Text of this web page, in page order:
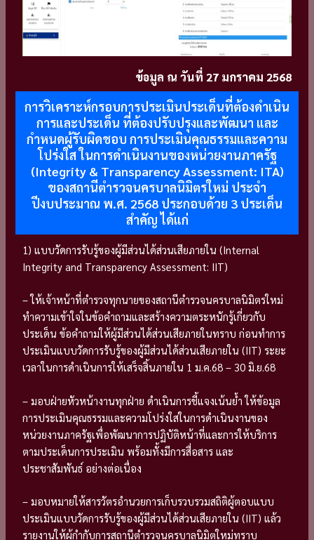
ข้อมูล ณ วันที่ 27 มกราคม 2568
การวิเคราะห์กรอบการประเมินประเด็นที่ต้องดำเนิน
การและประเด็น ที่ต้องปรับปรุงและพัฒนา และ
กำหนดผู้รับผิดชอบ การประเมินคุณธรรมและความ
โปร่งใส ในการดำเนินงานของหน่วยงานภาครัฐ
(Integrity & Transparency Assessment: ITA)
ของสถานีตำรวจนครบาลนิมิตรใหม่ ประจำ
ปีงบประมาณ พ.ศ. 2568 ประกอบด้วย 3 ประเด็น
สำคัญ ได้แก่
1) แบบวัดการรับรู้ของผู้มีส่วนได้ส่วนเสียภายใน (Internal
Integrity and Transparency Assessment: IIT)
– ให้เจ้าหน้าที่ตำรวจทุกนายของสถานีตำรวจนครบาลนิมิตรใหม่
ทำความเข้าใจในข้อคำถามและสร้างความตระหนักรู้เกี่ยวกับ
ประเด็น ข้อคำถามให้ผู้มีส่วนได้ส่วนเสียภายในทราบ ก่อนทำการ
ประเมินแบบวัดการรับรู้ของผู้มีส่วนได้ส่วนเสียภายใน (IIT) ระยะ
เวลาในการดำเนินการให้เสร็จสิ้นภายใน 1 ม.ค.68 – 30 มิ.ย.68
– มอบฝ่ายหัวหน้างานทุกฝ่าย ดำเนินการชี้แจงเน้นย้ำ ให้ข้อมูล
การประเมินคุณธรรมและความโปร่งใสในการดำเนินงานของ
หน่วยงานภาครัฐเพื่อพัฒนาการปฏิบัติหน้าที่และการให้บริการ
ตามประเด็นการประเมิน พร้อมทั้งมีการสื่อสาร และ
ประชาสัมพันธ์ อย่างต่อเนื่อง
– มอบหมายให้สารวัตรอำนวยการเก็บรวบรวมสถิติผู้ตอบแบบ
ประเมินแบบวัดการรับรู้ของผู้มีส่วนได้ส่วนเสียภายใน (IIT) แล้ว
รายงานให้ผู้กำกับการสถานีตำรวจนครบาลนิมิตใหม่ทราบ